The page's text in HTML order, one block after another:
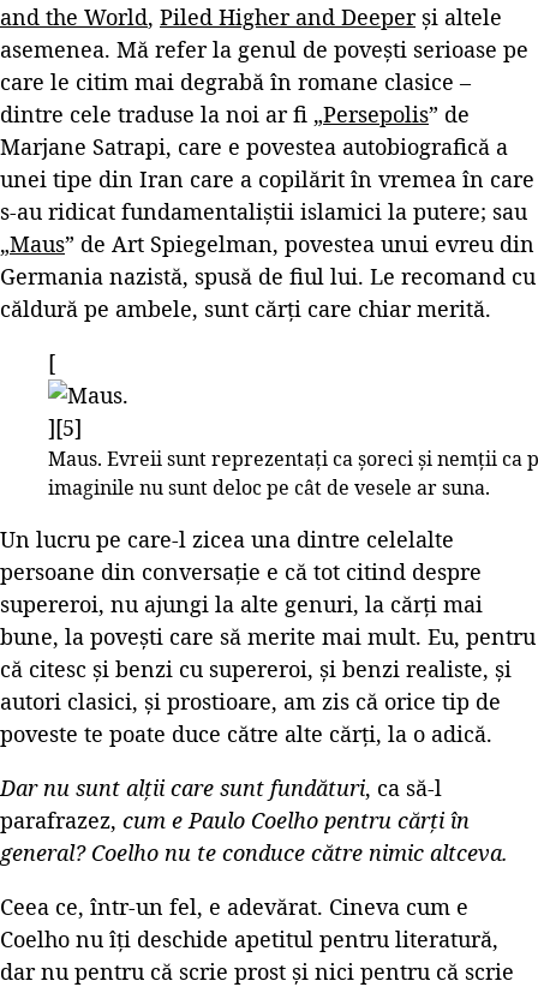
and the World, Piled Higher and Deeperși altele
asemenea. Mă refer la genul de povești serioase pe
care le citim mai degrabă în romane clasice –
dintre cele traduse la noi ar fi „Persepolis” de
Marjane Satrapi, care e povestea autobiografică a
unei tipe din Iran care a copilărit în vremea în care
s-au ridicat fundamentaliștii islamici la putere; sau
„Maus” de Art Spiegelman, povestea unui evreu din
Germania nazistă, spusă de fiul lui. Le recomand cu
căldură pe ambele, sunt cărți care chiar merită.
[
][5]
Maus. Evreii sunt reprezentați ca șoreci și nemții ca
imaginile nu sunt deloc pe cât de vesele ar suna.
Un lucru pe care-l zicea una dintre celelalte
persoane din conversație e că tot citind despre
supereroi, nu ajungi la alte genuri, la cărți mai
bune, la povești care să merite mai mult. Eu, pentru
că citesc și benzi cu supereroi, și benzi realiste, și
autori clasici, și prostioare, am zis că orice tip de
poveste te poate duce către alte cărți, la o adică.
Dar nu sunt alții care sunt fundături, ca să-l
parafrazez, cum e Paulo Coelho pentru cărți în
general? Coelho nu te conduce către nimic altceva.
Ceea ce, într-un fel, e adevărat. Cineva cum e
Coelho nu îți deschide apetitul pentru literatură,
dar nu pentru că scrie prost și nici pentru că scrie